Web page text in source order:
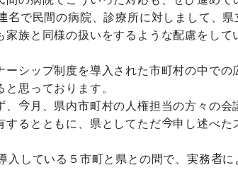
名で民間の病院、診療所に対しまして、
家族と同様の扱いをするような配慮をし
シップ制度を導入された市町村の中での
思っております。
今月、県内市町村の人権担当の方々の会
するとともに、県としてただ今申し述べ
している５市町と県との間で、実務者